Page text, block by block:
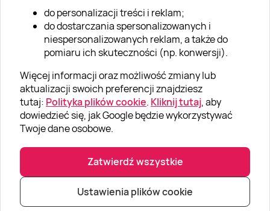
do personalizacji treści i reklam;
do dostarczania spersonalizowanych i
niespersonalizowanych reklam, a także do
pomiaru ich skuteczności (np. konwersji).
Więcej informacji oraz możliwość zmiany lub
aktualizacji swoich preferencji znajdziesz
tutaj: Polityka plików cookie. Kliknij tutaj, aby
dowiedzieć się, jak Google będzie wykorzystywać
Twoje dane osobowe.
Zatwierdź wszystkie
Ustawienia plików cookie
Klub Lojalnościowy
Dodaj recenzję
Informacje
GRUPA „SUPER PREZENTY“
© Super prezenty 2026|info@superprezenty.pl|22 395 57 20